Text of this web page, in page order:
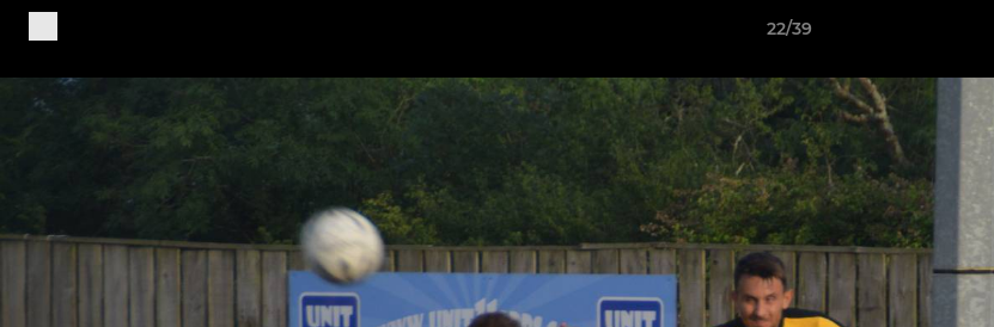
22/39